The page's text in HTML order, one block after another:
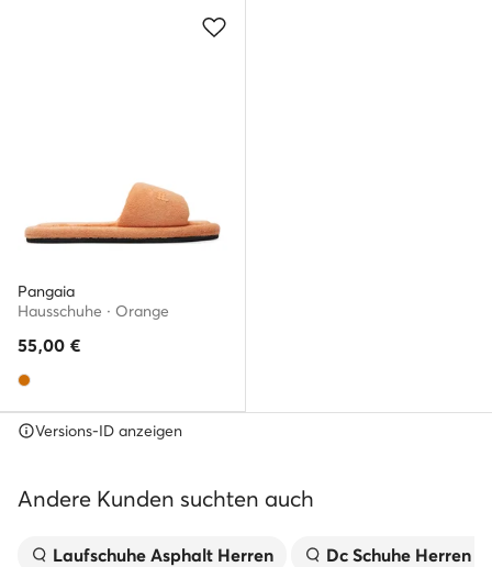
Pangaia
Hausschuhe · Orange
55,00 €
Versions-ID anzeigen
Andere Kunden suchten auch
Laufschuhe Asphalt Herren
Dc Schuhe Herren